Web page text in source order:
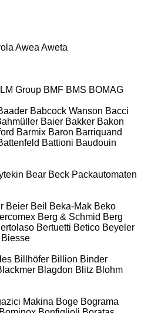
Awea Aweta
Group BMF BMS BOMAG
Babcock Wanson Bacci
Baier Bakker Bakon
Barmix Baron Barriquand
Battioni Baudouin
Bear Beck Packautomaten
Beier Beil Beka-Mak Beko
Berg & Schmid Berg
Bertuetti Betico Beyeler
Biesse
Billhöfer Billion Binder
Blagdon Blitz Blohm
Makina Boge Bograma